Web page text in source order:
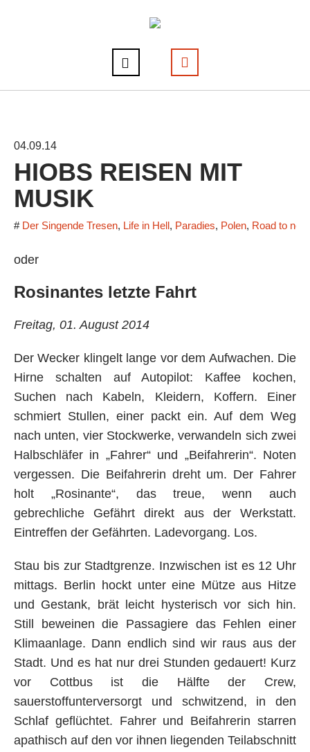
04.09.14
HIOBS REISEN MIT
MUSIK
# Der Singende Tresen, Life in Hell, Paradies, Polen, Road to
oder
Rosinantes letzte Fahrt
Freitag, 01. August 2014
Der Wecker klingelt lange vor dem Aufwachen. Die
Hirne schalten auf Autopilot: Kaffee kochen,
Suchen nach Kabeln, Kleidern, Koffern. Einer
schmiert Stullen, einer packt ein. Auf dem Weg
nach unten, vier Stockwerke, verwandeln sich zwei
Halbschläfer in „Fahrer“ und „Beifahrerin“. Noten
vergessen. Die Beifahrerin dreht um. Der Fahrer
holt „Rosinante“, das treue, wenn auch
gebrechliche Gefährt direkt aus der Werkstatt.
Eintreffen der Gefährten. Ladevorgang. Los.
Stau bis zur Stadtgrenze. Inzwischen ist es 12 Uhr
mittags. Berlin hockt unter eine Mütze aus Hitze
und Gestank, brät leicht hysterisch vor sich hin.
Still beweinen die Passagiere das Fehlen einer
Klimaanlage. Dann endlich sind wir raus aus der
Stadt. Und es hat nur drei Stunden gedauert! Kurz
vor Cottbus ist die Hälfte der Crew,
sauerstoffunterversorgt und schwitzend, in den
Schlaf geflüchtet. Fahrer und Beifahrerin starren
apathisch auf den vor ihnen liegenden Teilabschnitt